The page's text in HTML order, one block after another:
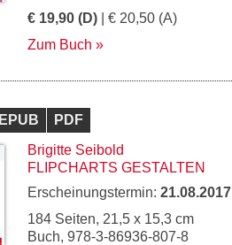
€ 19,90 (D) | € 20,50 (A)
Zum Buch
EPUB
PDF
Brigitte Seibold
FLIPCHARTS GESTALTEN
Erscheinungstermin: 21.08.2017
184 Seiten, 21,5 x 15,3 cm
Buch, 978-3-86936-807-8